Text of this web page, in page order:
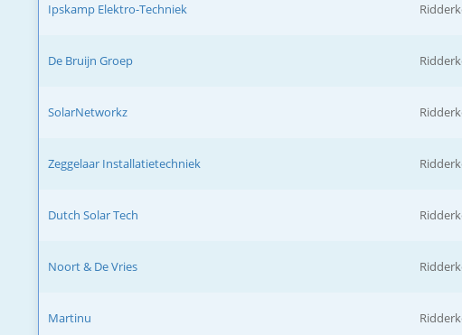
Ipskamp Elektro-Techniek
De Bruijn Groep
SolarNetworkz
Zeggelaar Installatietechniek
Dutch Solar Tech
Noort & De Vries
Martinu